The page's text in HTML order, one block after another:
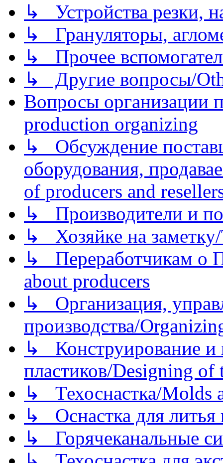
↳ Устройства резки,
↳ Грануляторы,
↳ Прочее
↳ Другие вопросы/
Вопросы организации
production organizing
↳ Обсуждение
оборудования,
of producers and
↳ Производители и
↳ Хозяйке на
↳ Переработчикам о
about producers
↳ Организация,
производства/
↳ Конструирование и
пластиков/Designing of
↳ Техоснастка/Molds
↳ Оснастка для литья
↳ Горячеканальные